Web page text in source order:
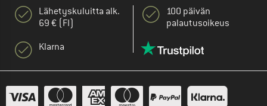
Lähetyskuluitta alk.
69 € (FI)
Klarna
100 päivän
palautusoikeus